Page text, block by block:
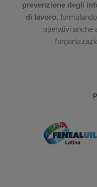
prevenzione degli
di lavoro,
operativi anche